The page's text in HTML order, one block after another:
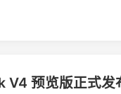
V4 预览版正式发